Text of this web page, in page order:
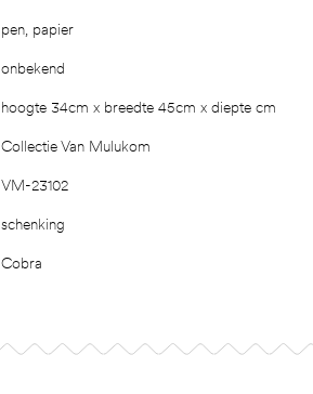
pen, papier
onbekend
hoogte 34cm x breedte 45cm x diepte cm
Collectie Van Mulukom
VM-23102
schenking
Cobra